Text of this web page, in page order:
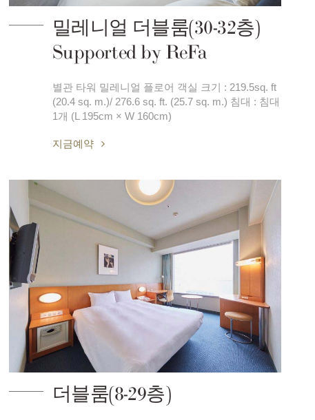
밀레니얼 더블룸(30-32층)
Supported by ReFa
별관 타워 밀레니얼 플로어 객실 크기 : 219.5sq. ft
(20.4 sq. m.)/ 276.6 sq. ft. (25.7 sq. m.) 침대 : 침대
1개 (L 195cm × W 160cm)
지금예약
더블룸(8-29층)